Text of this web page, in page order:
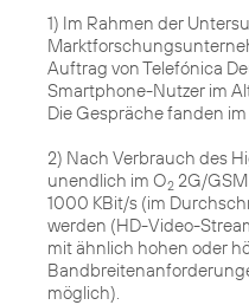
1) Im Rahmen der
Auftrag von Telefónica
Smartphone-Nutzer im
Die Gespräche fanden im
2) Nach Verbrauch des
unendlich im O2 2G/
1000 KBit/s (im
werden (HD-Video-
mit ähnlich hohen oder
möglich).